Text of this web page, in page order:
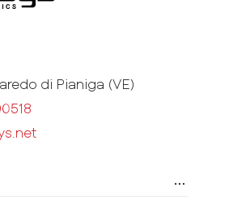
di Pianiga (VE)